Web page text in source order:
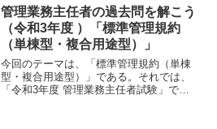
管理業務主任者試験」で出題された過去
問にチャレンジしてみよう...
管理業務主任者の過去問を解こう
（令和3年度 ）「標準管理規約
（単棟型・複合用途型）」
今回のテーマは、「標準管理規約（単棟
型・複合用途型）」である。それでは、
「令和3年度 管理業務主任者試験」で出